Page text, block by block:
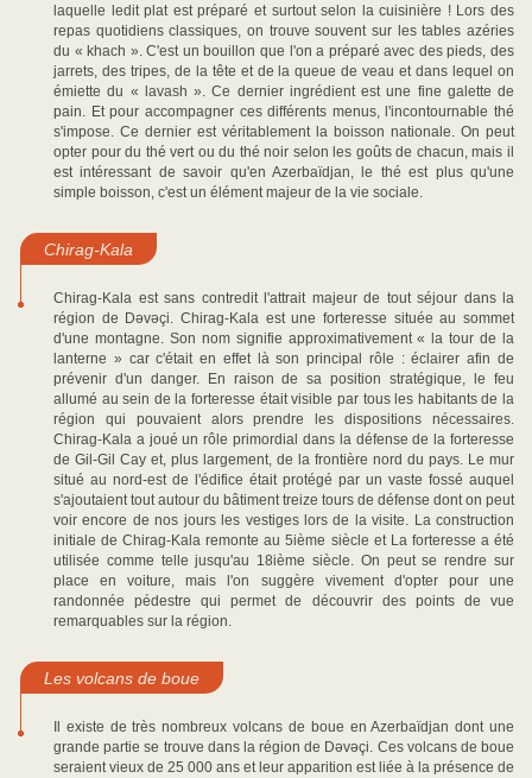
laquelle ledit plat est préparé et surtout selon la cuisinière ! Lors des
repas quotidiens classiques, on trouve souvent sur les tables azéries
du « khach ». C'est un bouillon que l'on a préparé avec des pieds, des
jarrets, des tripes, de la tête et de la queue de veau et dans lequel on
émiette du « lavash ». Ce dernier ingrédient est une fine galette de
pain. Et pour accompagner ces différents menus, l'incontournable thé
s'impose. Ce dernier est véritablement la boisson nationale. On peut
opter pour du thé vert ou du thé noir selon les goûts de chacun, mais il
est intéressant de savoir qu'en Azerbaïdjan, le thé est plus qu'une
simple boisson, c'est un élément majeur de la vie sociale.
Chirag-Kala
Chirag-Kala est sans contredit l'attrait majeur de tout séjour dans la
région de Dəvəçi. Chirag-Kala est une forteresse située au sommet
d'une montagne. Son nom signifie approximativement « la tour de la
lanterne » car c'était en effet là son principal rôle : éclairer afin de
prévenir d'un danger. En raison de sa position stratégique, le feu
allumé au sein de la forteresse était visible par tous les habitants de la
région qui pouvaient alors prendre les dispositions nécessaires.
Chirag-Kala a joué un rôle primordial dans la défense de la forteresse
de Gil-Gil Cay et, plus largement, de la frontière nord du pays. Le mur
situé au nord-est de l'édifice était protégé par un vaste fossé auquel
s'ajoutaient tout autour du bâtiment treize tours de défense dont on peut
voir encore de nos jours les vestiges lors de la visite. La construction
initiale de Chirag-Kala remonte au 5ième siècle et La forteresse a été
utilisée comme telle jusqu'au 18ième siècle. On peut se rendre sur
place en voiture, mais l'on suggère vivement d'opter pour une
randonnée pédestre qui permet de découvrir des points de vue
remarquables sur la région.
Les volcans de boue
Il existe de très nombreux volcans de boue en Azerbaïdjan dont une
grande partie se trouve dans la région de Dəvəçi. Ces volcans de boue
seraient vieux de 25 000 ans et leur apparition est liée à la présence de